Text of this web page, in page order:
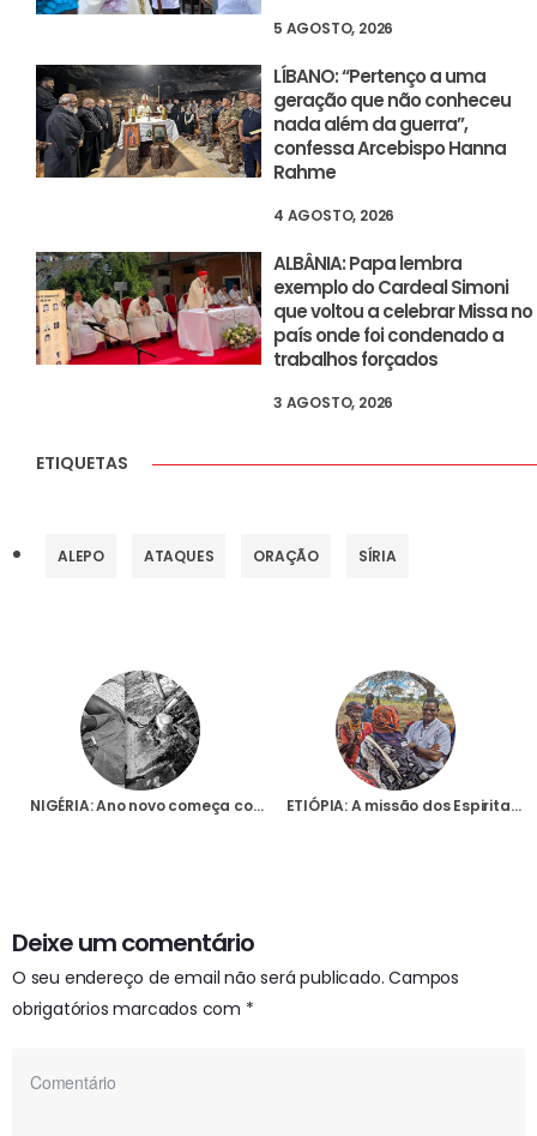
5 AGOSTO, 2026
LÍBANO: “Pertenço a uma
geração que não conheceu
nada além da guerra”,
confessa Arcebispo Hanna
Rahme
4 AGOSTO, 2026
ALBÂNIA: Papa lembra
exemplo do Cardeal Simoni
que voltou a celebrar Missa no
país onde foi condenado a
trabalhos forçados
3 AGOSTO, 2026
ETIQUETAS
ALEPO ATAQUES ORAÇÃO SÍRIA
NIGÉRIA: Ano novo começa com massacre de dezenas de pessoas na Diocese de Kontagora ETIÓPIA: A missão dos Espiritanos entre os nómadas do Vale do Omo que nunca ouviram falar em Jesus
Deixe um comentário
O seu endereço de email não será publicado. Campos
obrigatórios marcados com *